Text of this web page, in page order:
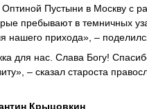
Пустыни в Москву с
пребывают в темничных
нашего прихода», –
для нас. Слава Богу!
– сказал староста
Крыцовкин